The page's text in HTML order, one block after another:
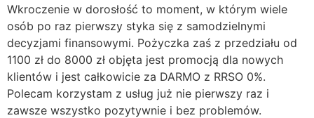
Wkroczenie w dorosłość to moment, w którym wiele
osób po raz pierwszy styka się z samodzielnymi
decyzjami finansowymi. Pożyczka zaś z przedziału od
1100 zł do 8000 zł objęta jest promocją dla nowych
klientów i jest całkowicie za DARMO z RRSO 0%.
Polecam korzystam z usług już nie pierwszy raz i
zawsze wszystko pozytywnie i bez problemów.